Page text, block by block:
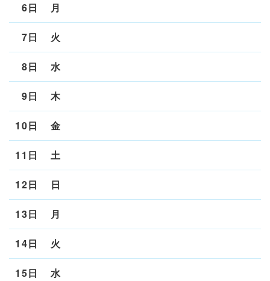
6日 月
7日 火
8日 水
9日 木
10日 金
11日 土
12日 日
13日 月
14日 火
15日 水